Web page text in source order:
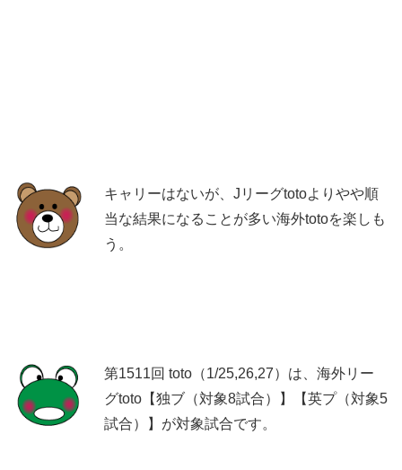
キャリーはないが、Jリーグtotoよりやや順
当な結果になることが多い海外totoを楽しも
う。
第1511回 toto（1/25,26,27）は、海外リー
グtoto【独ブ（対象8試合）】【英プ（対象5
試合）】が対象試合です。